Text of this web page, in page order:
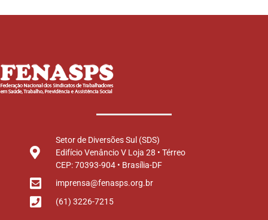
Setor de Diversões Sul (SDS)
Edifício Venâncio V Loja 28 • Térreo
CEP: 70393-904 • Brasília-DF
imprensa@fenasps.org.br
(61) 3226-7215